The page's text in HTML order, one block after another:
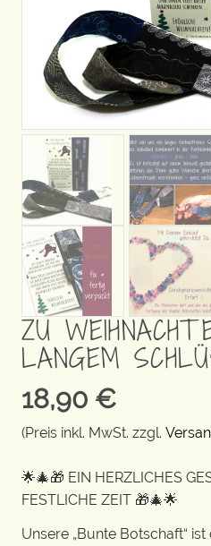
ZU
LANGEM
18,90 €
(Preis inkl. MwSt. zzgl.
🌟🎄🎁 EIN HERZLICHES
FESTLICHE ZEIT 🎁🎄🌟
Unsere „Bunte Botschaft“